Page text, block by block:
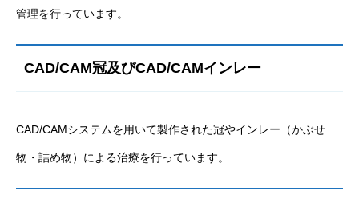
管理を行っています。
CAD/CAM冠及びCAD/CAMインレー
CAD/CAMシステムを用いて製作された冠やインレー（かぶせ
物・詰め物）による治療を行っています。